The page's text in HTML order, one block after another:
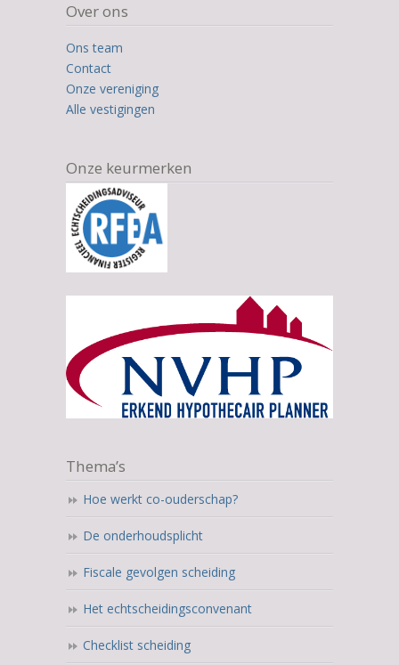
on
12.345
ratings
Over ons
Ons team
Contact
Onze vereniging
Alle vestigingen
Onze keurmerken
Thema’s
Hoe werkt co-ouderschap?
De onderhoudsplicht
Fiscale gevolgen scheiding
Het echtscheidingsconvenant
Checklist scheiding